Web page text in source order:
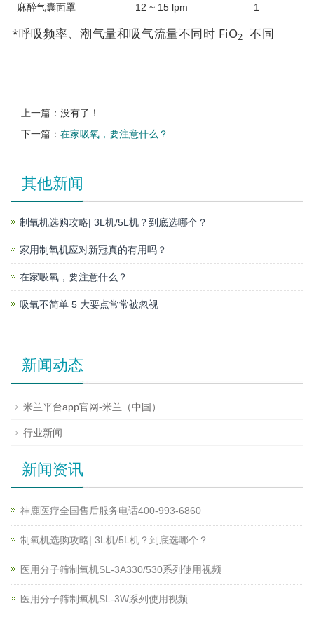
麻醉气囊面罩 12 ~ 15 lpm 1
*呼吸频率、潮气量和吸气流量不同时 FiO2 不同
上一篇：没有了！
下一篇： 在家吸氧，要注意什么？
其他新闻
制氧机选购攻略| 3L机/5L机？到底选哪个？
家用制氧机应对新冠真的有用吗？
在家吸氧，要注意什么？
吸氧不简单 5 大要点常常被忽视
新闻动态
米兰平台app官网-米兰（中国）
行业新闻
新闻资讯
神鹿医疗全国售后服务电话400-993-6860
制氧机选购攻略| 3L机/5L机？到底选哪个？
医用分子筛制氧机SL-3A330/530系列使用视频
医用分子筛制氧机SL-3W系列使用视频